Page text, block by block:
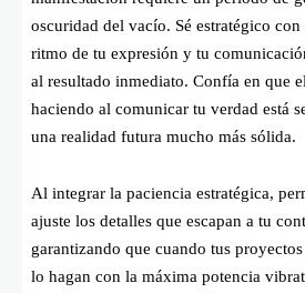
oscuridad del vacío. Sé estratégico
ritmo de tu expresión y tu
al resultado inmediato. Confía en que
haciendo al comunicar tu verdad está
una realidad futura mucho más sólida.
Al integrar la paciencia estratégica,
ajuste los detalles que escapan a tu
garantizando que cuando tus
lo hagan con la máxima potencia